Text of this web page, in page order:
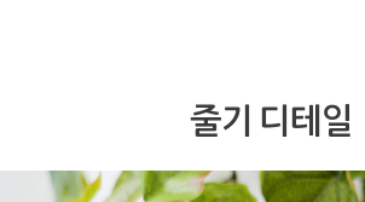
줄기 디테일